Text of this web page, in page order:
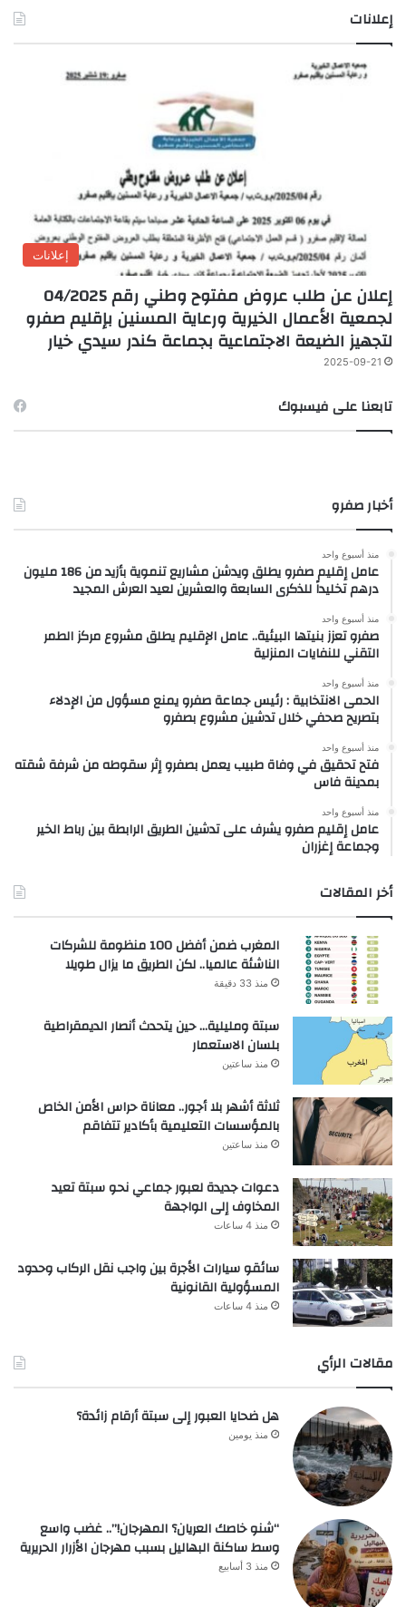
إعلانات
إعلانات
إعلان عن طلب عروض مفتوح وطني رقم 04/2025
لجمعية الأعمال الخيرية ورعاية المسنين بإقليم صفرو
لتجهيز الضيعة الاجتماعية بجماعة كندر سيدي خيار
2025-09-21
تابعنا على فيسبوك
أخبار صفرو
منذ أسبوع واحد
عامل إقليم صفرو يطلق ويدشن مشاريع تنموية بأزيد من 186 مليون
درهم تخليداً للذكرى السابعة والعشرين لعيد العرش المجيد
منذ أسبوع واحد
صفرو تعزز بنيتها البيئية.. عامل الإقليم يطلق مشروع مركز الطمر
التقني للنفايات المنزلية
منذ أسبوع واحد
الحمى الانتخابية : رئيس جماعة صفرو يمنع مسؤول من الإدلاء
بتصريح صحفي خلال تدشين مشروع بصفرو
منذ أسبوع واحد
فتح تحقيق في وفاة طبيب يعمل بصفرو إثر سقوطه من شرفة شقته
بمدينة فاس
منذ أسبوع واحد
عامل إقليم صفرو يشرف على تدشين الطريق الرابطة بين رباط الخير
وجماعة إغزران
أخر المقالات
المغرب ضمن أفضل 100 منظومة للشركات
الناشئة عالميا.. لكن الطريق ما يزال طويلا
منذ 33 دقيقة
سبتة ومليلية… حين يتحدث أنصار الديمقراطية
بلسان الاستعمار
منذ ساعتين
ثلاثة أشهر بلا أجور.. معاناة حراس الأمن الخاص
بالمؤسسات التعليمية بأكادير تتفاقم
منذ ساعتين
دعوات جديدة لعبور جماعي نحو سبتة تعيد
المخاوف إلى الواجهة
منذ 4 ساعات
سائقو سيارات الأجرة بين واجب نقل الركاب وحدود
المسؤولية القانونية
منذ 4 ساعات
مقالات الرأي
هل ضحايا العبور إلى سبتة أرقام زائدة؟
منذ يومين
“شنو خاصك العريان؟ المهرجان!”.. غضب واسع
وسط ساكنة البهاليل بسبب مهرجان الأزرار الحريرية
منذ 3 أسابيع